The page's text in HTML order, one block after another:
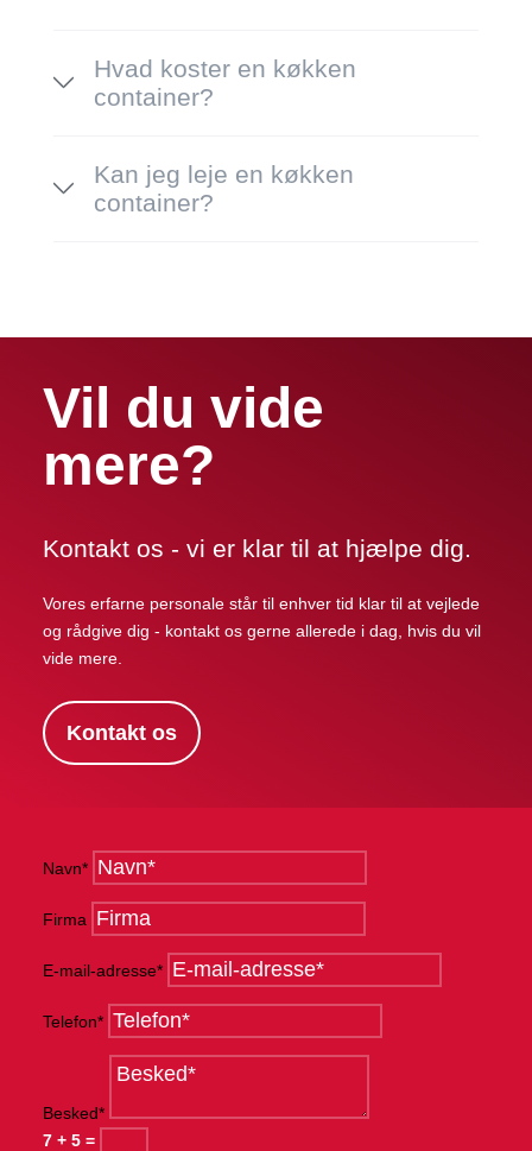
Hvad koster en køkken
container?
Kan jeg leje en køkken
container?
Vil du vide
mere?
Kontakt os - vi er klar til at hjælpe dig.
Vores erfarne personale står til enhver tid klar til at vejlede
og rådgive dig - kontakt os gerne allerede i dag, hvis du vil
vide mere.
Kontakt os
Navn*
Firma
E-mail-adresse*
Telefon*
Besked*
7 + 5 =